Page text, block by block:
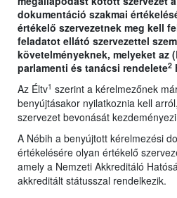
dokumentáció szakmai
értékelő szervezetnek meg kell
feladatot ellátó szervezettel
követelményeknek, melyeket az
parlamenti és tanácsi rendelete2
Az Éltv1 szerint a kérelmezőnek
benyújtásakor nyilatkoznia kell
szervezet bevonását
A Nébih a benyújtott kérelmezési
értékelésére olyan értékelő
amely a Nemzeti Akkreditáló
akkreditált státusszal rendelkezik.